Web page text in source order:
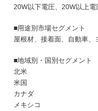
20W以下電圧、20W以上電
■用途別市場セグメント
屋根材、接着面、自動車、
■地域別・国別セグメント
北米
米国
カナダ
メキシコ